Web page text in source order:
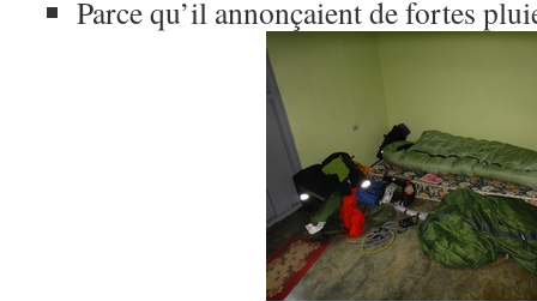
Parce qu’il annonçaient de fortes